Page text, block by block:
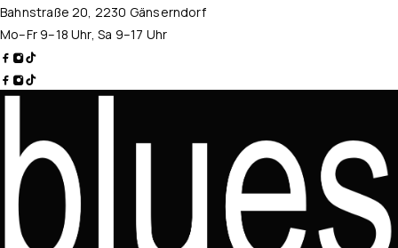
Bahnstraße 20, 2230 Gänserndorf
Mo–Fr 9–18 Uhr, Sa 9–17 Uhr